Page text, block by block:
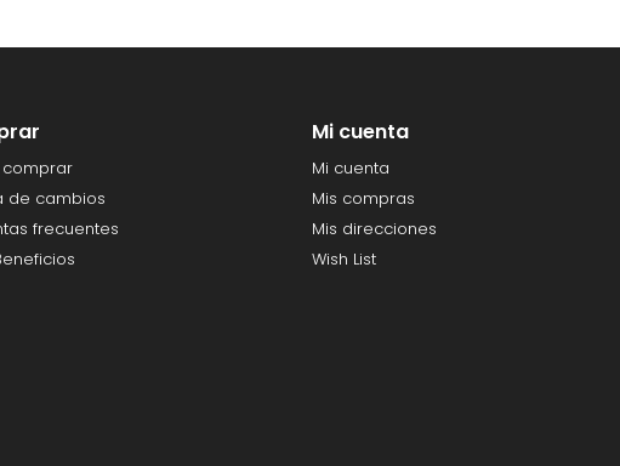
de cambios
frecuentes
Mi cuenta
Mi cuenta
Mis compras
Mis direcciones
Wish List